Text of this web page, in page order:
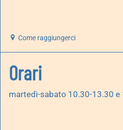
Come raggiungerci
Orari
martedì-sabato 10.30-13.30 e